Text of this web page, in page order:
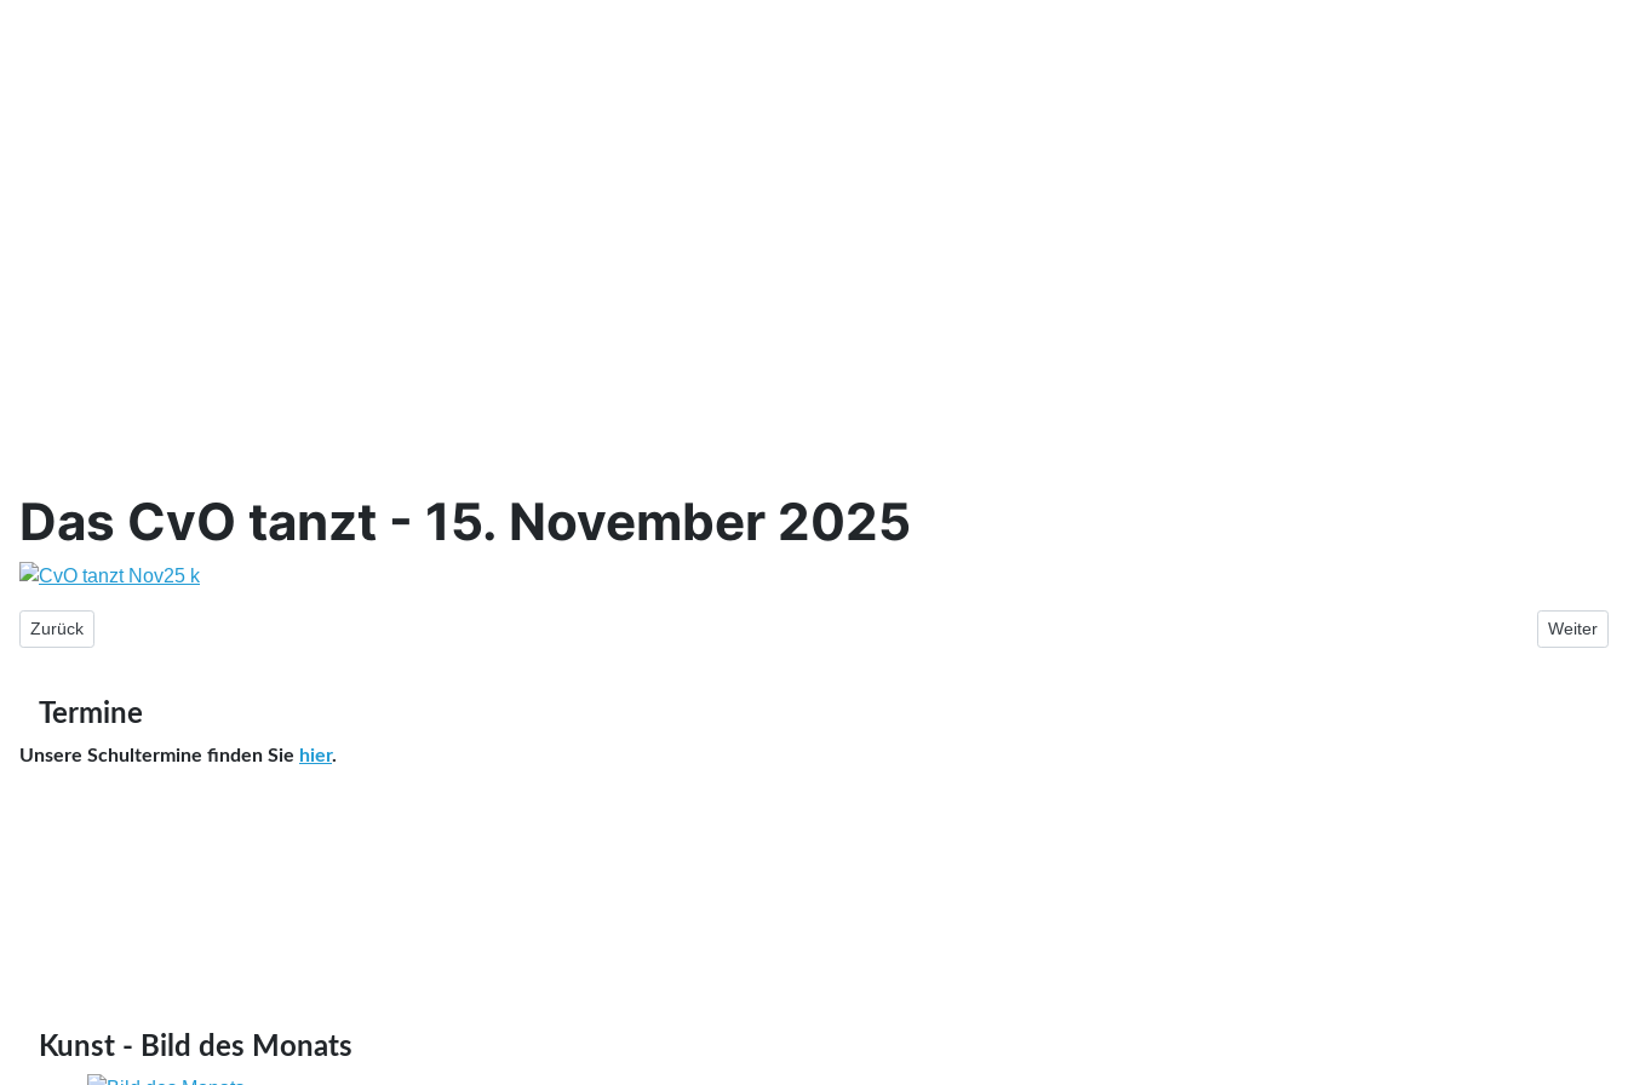
Das CvO tanzt - 15. November 2025
Vorheriger Beitrag: Informationen für die Eltern der neuen Fünftklässler im Schuljahr 2025/2026
Zurück Nächster
Weiter
Termine
Unsere Schultermine finden Sie hier.
Kunst - Bild des Monats